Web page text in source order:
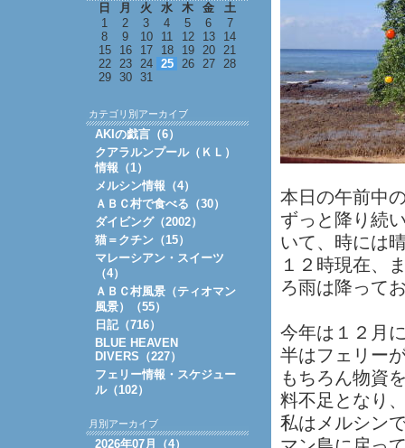
本日の午前中
ずっと降り続
いて、時には
１２時現在、
ろ雨は降って
今年は１２月
半はフェリー
もちろん物資
料不足となり
私はメルシン
日
月 火 水 木 金
土
1
2 3 4 5 6
7
8
9 10 11 12 13
14
15
16 17 18 19 20
21
22
23 24 25 26 27
28
29
30 31
カテゴリ別アーカイブ
AKIの戯言（6）
クアラルンプール（ＫＬ）
情報（1）
メルシン情報（4）
ＡＢＣ村で食べる（30）
ダイビング（2002）
猫＝クチン（15）
マレーシアン・スイーツ
（4）
ＡＢＣ村風景（ティオマン
風景）（55）
日記（716）
BLUE HEAVEN
DIVERS（227）
フェリー情報・スケジュー
ル（102）
月別アーカイブ
2026年07月（4）